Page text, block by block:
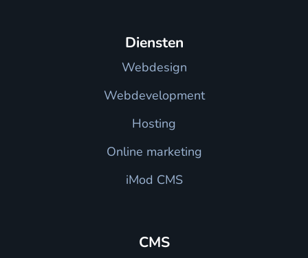
Diensten
Webdesign
Webdevelopment
Hosting
Online marketing
iMod CMS
CMS